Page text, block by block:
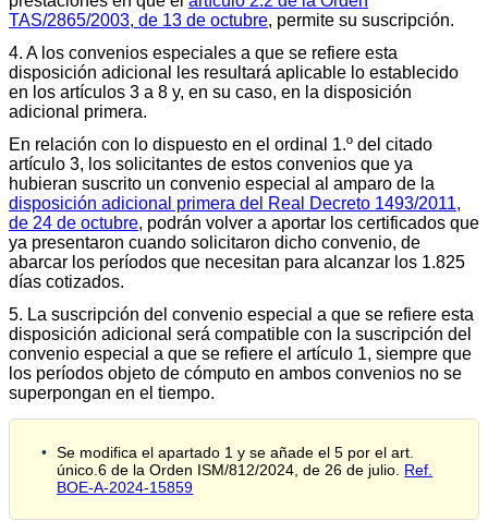
TAS/2865/2003, de 13 de octubre, permite su suscripción.
4. A los convenios especiales a que se refiere esta
disposición adicional les resultará aplicable lo establecido
en los artículos 3 a 8 y, en su caso, en la disposición
adicional primera.
En relación con lo dispuesto en el ordinal 1.º del citado
artículo 3, los solicitantes de estos convenios que ya
hubieran suscrito un convenio especial al amparo de la
disposición adicional primera del Real Decreto 1493/2011,
de 24 de octubre, podrán volver a aportar los certificados que
ya presentaron cuando solicitaron dicho convenio, de
abarcar los períodos que necesitan para alcanzar los 1.825
días cotizados.
5. La suscripción del convenio especial a que se refiere esta
disposición adicional será compatible con la suscripción del
convenio especial a que se refiere el artículo 1, siempre que
los períodos objeto de cómputo en ambos convenios no se
superpongan en el tiempo.
Se modifica el apartado 1 y se añade el 5 por el art.
único.6 de la Orden ISM/812/2024, de 26 de julio. Ref.
BOE-A-2024-15859